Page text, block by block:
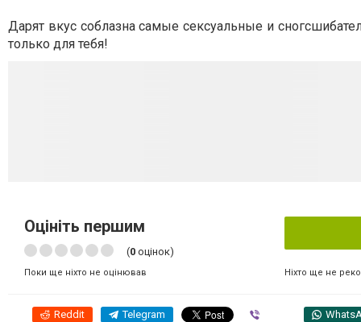
Дарят вкус соблазна самые сексуальные и
только для тебя!
Оцініть першим
(0 оцінок)
Поки ще ніхто не оцінював Ніхто ще не
Reddit Telegram